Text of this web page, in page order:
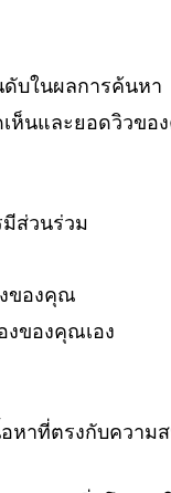
ดับในผลการค้นหา
เห็นและยอดวิวขอ
มีส่วนร่วม
ของคุณ
งของคุณเอง
หาที่ตรงกับความ